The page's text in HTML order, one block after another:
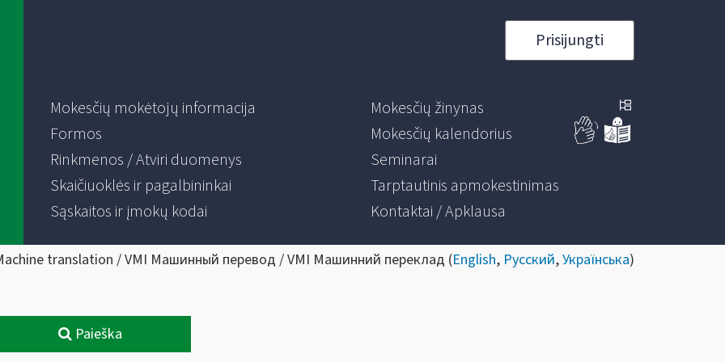
Prisijungti
Mokesčių mokėtojų informacija
Formos
Rinkmenos / Atviri duomenys
Skaičiuoklės ir pagalbininkai
Sąskaitos ir įmokų kodai
Mokesčių žinynas
Mokesčių kalendorius
Seminarai
Tarptautinis apmokestinimas
Kontaktai / Apklausa
translation / VMI Машинный перевод / VMI Машинний переклад (English, Русский,Українська)
Paieška